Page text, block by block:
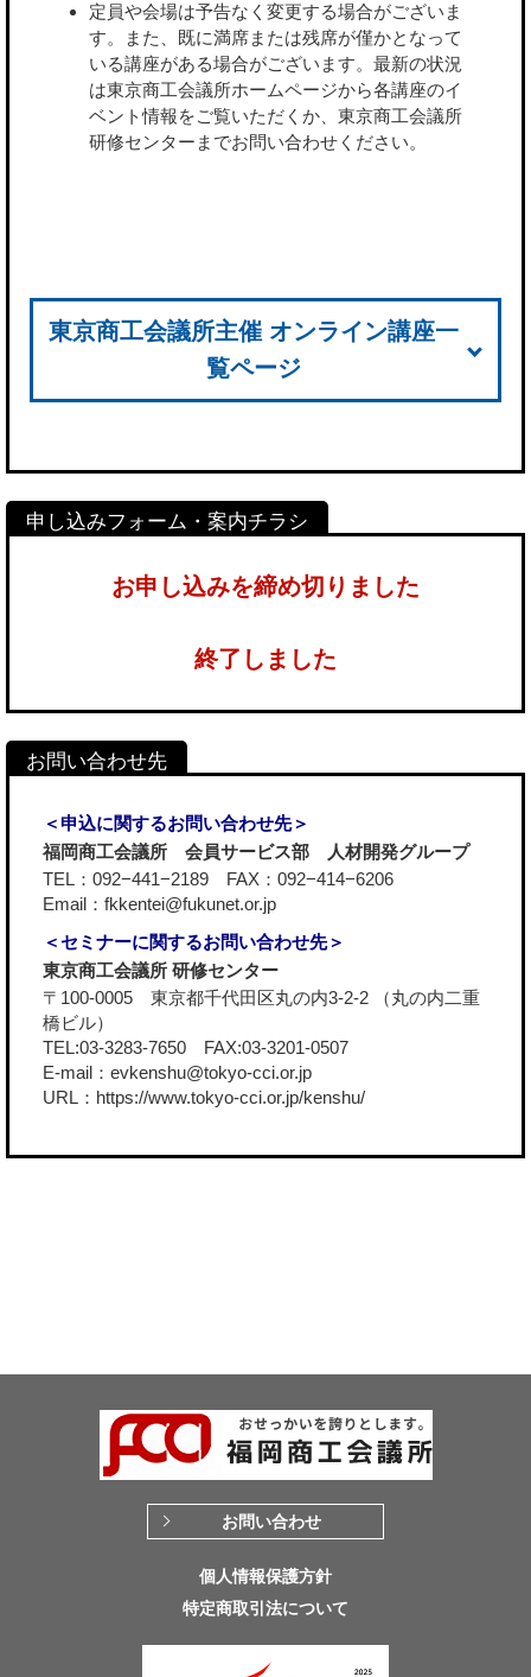
定員や会場は予告なく変更する場合がございま
す。また、既に満席または残席が僅かとなって
いる講座がある場合がございます。最新の状況
は東京商工会議所ホームページから各講座のイ
ベント情報をご覧いただくか、東京商工会議所
研修センターまでお問い合わせください。
東京商工会議所主催 オンライン講座一
覧ページ
お申し込みを締め切りました
終了しました
＜申込に関するお問い合わせ先＞
福岡商工会議所 会員サービス部 人材開発グループ
TEL：092−441−2189 FAX：092−414−6206
Email：fkkentei@fukunet.or.jp
＜セミナーに関するお問い合わせ先＞
東京商工会議所 研修センター
〒100-0005 東京都千代田区丸の内3-2-2 （丸の内二重
橋ビル）
TEL:03-3283-7650 FAX:03-3201-0507
E-mail：evkenshu@tokyo-cci.or.jp
URL： https://www.tokyo-cci.or.jp/kenshu/
お問い合わせ
個人情報保護方針
特定商取引法について